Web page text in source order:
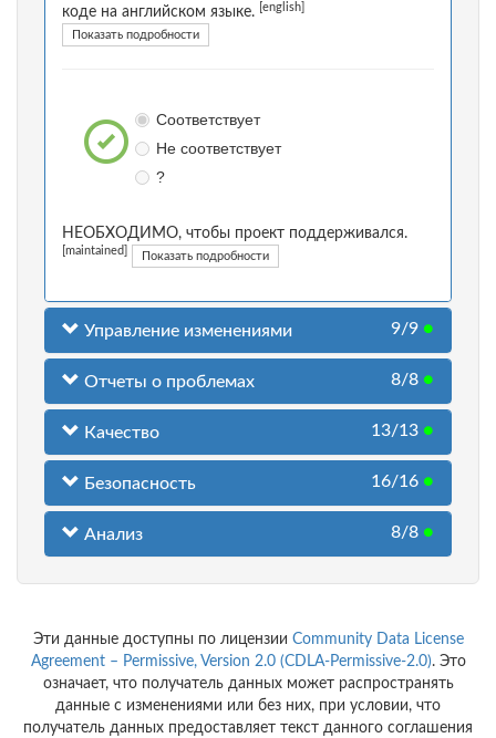
коде на английском языке. [english]
Показать подробности
Соответствует
Не соответствует
?
НЕОБХОДИМО, чтобы проект поддерживался.
[maintained] Показать подробности
Управление изменениями 9/9 ●
Отчеты о проблемах 8/8 ●
Качество 13/13 ●
Безопасность 16/16 ●
Анализ 8/8 ●
Эти данные доступны по лицензии Community Data License
Agreement – Permissive, Version 2.0 (CDLA-Permissive-2.0). Это
означает, что получатель данных может распространять
данные с изменениями или без них, при условии, что
получатель данных предоставляет текст данного соглашения